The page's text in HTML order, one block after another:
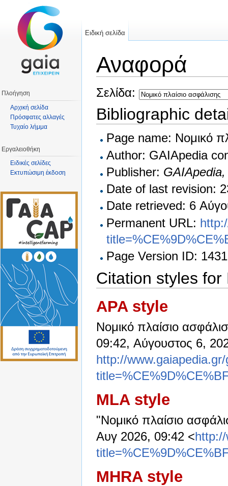
Αναφορά
Σελίδα:
Bibliographic
Page name: Νομικό
Author: GAIApedia
Publisher:
Date of last revision:
Date retrieved: 6
Permanent URL:
Page Version ID: 1431
Citation styles for
APA style
Νομικό πλαίσιο
09:42, Αύγουστος 6,
http://
MLA style
"Νομικό πλαίσιο
Αυγ 2026, 09:42 <
MHRA style
Ειδική σελίδα
Πλοήγηση
Αρχική σελίδα
Πρόσφατες αλλαγές
Τυχαίο λήμμα
Εργαλειοθήκη
Ειδικές σελίδες
Εκτυπώσιμη έκδοση